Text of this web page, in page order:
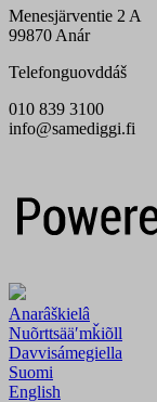
Menesjärventie 2 A
99870 Anár
Telefonguovddáš
010 839 3100
info@samediggi.fi
Anarâškielâ
Nuõrttsääʹmǩiõll
Davvisámegiella
Suomi
English